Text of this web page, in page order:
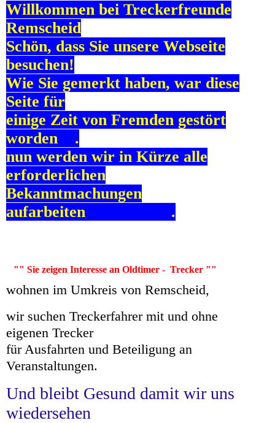
Willkommen bei Treckerfreunde
Remscheid
Schön, dass Sie unsere Webseite
besuchen!
Wie Sie gemerkt haben, war diese
Seite für
einige Zeit von Fremden gestört
worden .
nun werden wir in Kürze alle
erforderlichen
Bekanntmachungen
aufarbeiten .
"" Sie zeigen Interesse an Oldtimer - Trecker ""
wohnen im Umkreis von Remscheid,
wir suchen Treckerfahrer mit und ohne
eigenen Trecker
für Ausfahrten und Beteiligung an
Veranstaltungen.
Und bleibt Gesund damit wir uns
wiedersehen